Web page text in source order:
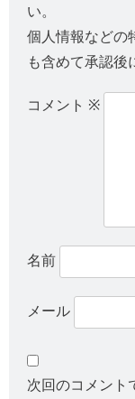
い。
個人情報などの
も含めて承認後
コメント ※
名前
メール
次回のコメント